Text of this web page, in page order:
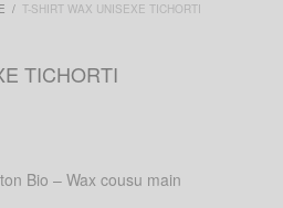
/ T-SHIRT WAX UNISEXE TICHORTI
TICHORTI
Bio – Wax cousu main